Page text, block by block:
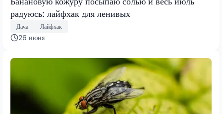
радуюсь: лайфхак для ленивых
Дача Лайфхак
26 июня